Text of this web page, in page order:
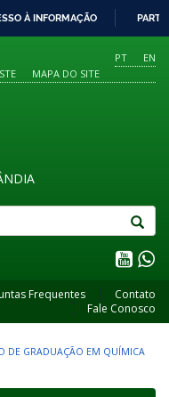
À INFORMAÇÃO
PT
EN
MAPA DO SITE
Frequentes
Contato
Fale Conosco
DE GRADUAÇÃO EM QUÍMICA